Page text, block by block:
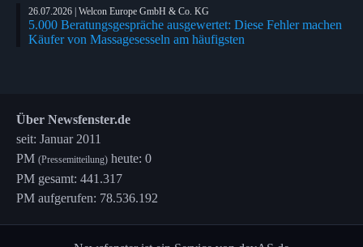
26.07.2026 | Welcon Europe GmbH & Co. KG
5.000 Beratungsgespräche ausgewertet: Diese Fehler machen
Käufer von Massagesesseln am häufigsten
Über Newsfenster.de
seit: Januar 2011
PM (Pressemitteilung) heute: 0
PM gesamt: 441.317
PM aufgerufen: 78.536.192